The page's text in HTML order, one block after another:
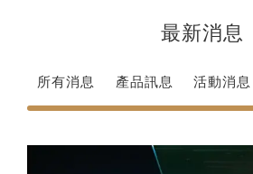
最新消息
所有消息 產品訊息 活動消息